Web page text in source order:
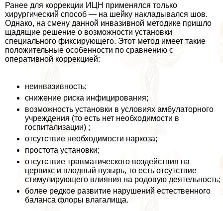
Ранее для коррекции ИЦН применялся только
хирургический способ — на шейку накладывался шов.
Однако, на смену данной инвазивной методике пришло
щадящие решение о возможности установки
специального фиксирующего. Этот метод имеет такие
положительные особенности по сравнению с
оперативной коррекцией:
неинвазивность;
снижение риска инфицирования;
возможность установки в условиях амбулаторного
учреждения (то есть нет необходимости в
госпитализации) ;
отсутствие необходимости наркоза;
простота установки;
отсутствие травматического воздействия на
цервикс и плодный пузырь, то есть отсутствие
стимулирующего влияния на родовую деятельность;
более редкое развитие нарушений естественного
баланса флоры влагалища.